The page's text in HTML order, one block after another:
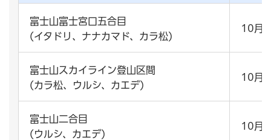
富士山富士宮口五合目
(イタドリ、ナナカマド、カラ松)
10月
富士山スカイライン登山区間
(カラ松、ウルシ、カエデ)
10月
富士山二合目
(ウルシ、カエデ)
10月